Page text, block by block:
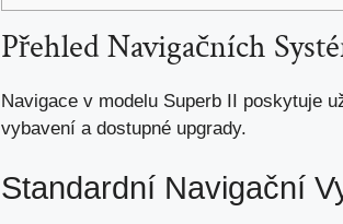
Přehled Navigačních
Navigace v modelu Superb II poskytuje
vybavení a dostupné upgrady.
Standardní Navigační